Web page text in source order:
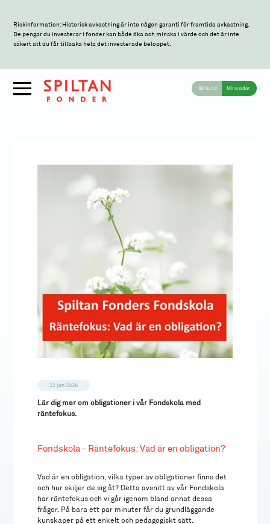
Riskinformation: Historisk avkastning är inte någon garanti för framtida avkastning.
De pengar du investerar i fonder kan både öka och minska i värde och det är inte
säkert att du får tillbaka hela det investerade beloppet.
Bli kund Mina sidor
22 jan 2026
Lär dig mer om obligationer i vår Fondskola med
räntefokus.
Fondskola - Räntefokus: Vad är en obligation?
Vad är en obligation, vilka typer av obligationer finns det
och hur skiljer de sig åt? Detta avsnitt av vår Fondskola
har räntefokus och vi går igenom bland annat dessa
frågor. På bara ett par minuter får du grundläggande
kunskaper på ett enkelt och pedagogiskt sätt.